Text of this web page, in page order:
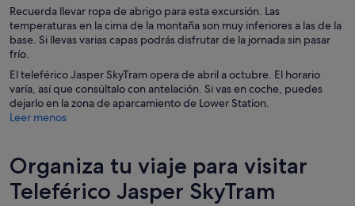
Recuerda llevar ropa de abrigo para esta excursión. Las
temperaturas en la cima de la montaña son muy inferiores a las de la
base. Si llevas varias capas podrás disfrutar de la jornada sin pasar
frío.
El teleférico Jasper SkyTram opera de abril a octubre. El horario
varía, así que consúltalo con antelación. Si vas en coche, puedes
dejarlo en la zona de aparcamiento de Lower Station.
Leer menos
Organiza tu viaje para visitar
Teleférico Jasper SkyTram